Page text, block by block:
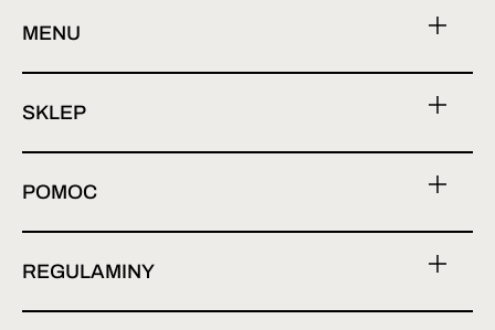
MENU
SKLEP
POMOC
REGULAMINY